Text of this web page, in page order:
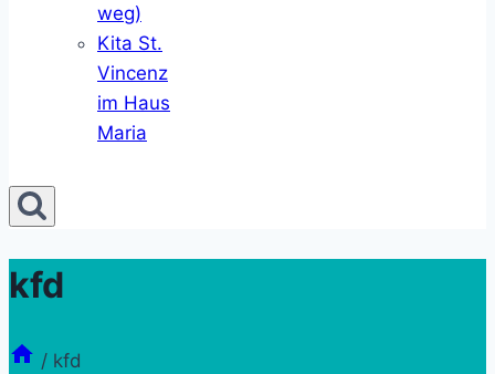
weg)
Kita St.
Vincenz
im Haus
Maria
kfd
/ kfd